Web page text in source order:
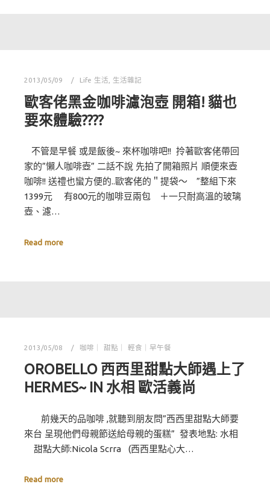
2013/05/09 Life 生活 生活雜記
歐客佬黑金咖啡濾泡壺 開箱! 貓也
要來體驗????
不管是早餐 或是飯後~ 來杯咖啡吧!! 拎著歐客佬帶回
家的”懶人咖啡壺” 二話不說 先拍了開箱照片 順便來壺
咖啡!! 送禮也蠻方便的..歐客佬的＂提袋～ ”整組下來
1399元 有800元的咖啡豆兩包 ＋一只耐高溫的玻璃
壺、濾…
Read more
2013/05/08 咖啡｜ 甜點｜ 輕食｜早午餐
OROBELLO 西西里甜點大師遇上了
HERMES~ IN 水相 歐活義尚
前幾天的品咖啡 ,就聽到朋友問”西西里甜點大師要
來台 呈現他們母親節送給母親的蛋糕” 發表地點: 水相
甜點大師:Nicola Scrra (西西里點心大…
Read more